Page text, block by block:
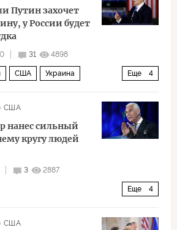
Путин захочет
у России будет
31 4898
Еще 4
США Украина
США
нанес сильный
кругу людей
3 2887
Еще 4
США